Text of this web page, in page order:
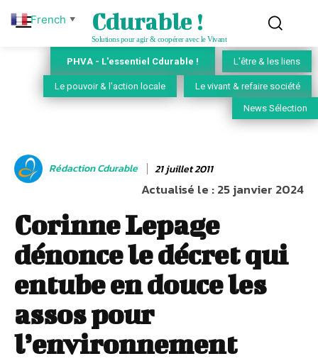
Cdurable !
Solutions pour agir & coopérer avec le Vivant
PHVA - L'essentiel Cdurable ! L'être & les liens
Le pouvoir & l'action locale Le vivant & refaire société
News Sélection
Rédaction Cdurable 21 juillet 2011
Actualisé le :25 janvier 2024
Corinne Lepage
dénonce le décret qui
entube en douce les
assos pour
l’environnement
French ▼